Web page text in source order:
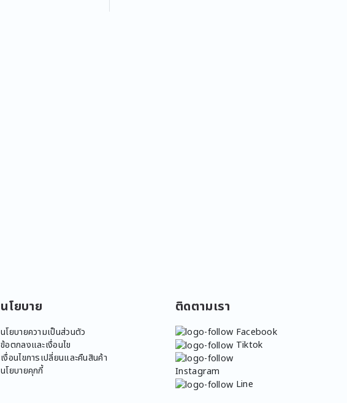
นโยบาย
นโยบายความเป็นส่วนตัว
ข้อตกลงและเงื่อนไข
เงื่อนไขการเปลี่ยนและคืนสินค้า
นโยบายคุกกี้
ติดตามเรา
Facebook
Tiktok
Instagram
Line